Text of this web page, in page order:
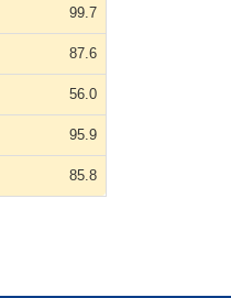
99.7
87.6
56.0
95.9
85.8